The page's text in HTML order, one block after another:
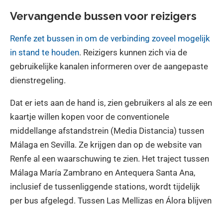
Vervangende bussen voor reizigers
Renfe zet bussen in om de verbinding zoveel mogelijk
in stand te houden. Reizigers kunnen zich via de
gebruikelijke kanalen informeren over de aangepaste
dienstregeling.
Dat er iets aan de hand is, zien gebruikers al als ze een
kaartje willen kopen voor de conventionele
middellange afstandstrein (Media Distancia) tussen
Málaga en Sevilla. Ze krijgen dan op de website van
Renfe al een waarschuwing te zien. Het traject tussen
Málaga María Zambrano en Antequera Santa Ana,
inclusief de tussenliggende stations, wordt tijdelijk
per bus afgelegd. Tussen Las Mellizas en Álora blijven